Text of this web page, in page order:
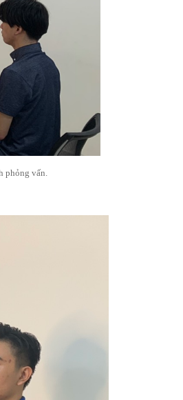
phỏng vấn.